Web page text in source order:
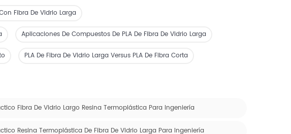
Fibra De Vidrio Larga
Aplicaciones De Compuestos De PLA De Fibra De Vidrio Larga
PLA De Fibra De Vidrio Larga Versus PLA De Fibra Corta
Fibra De Vidrio Largo Resina Termoplástica Para Ingeniería
Resina Termoplástica De Fibra De Vidrio Larga Para Ingeniería